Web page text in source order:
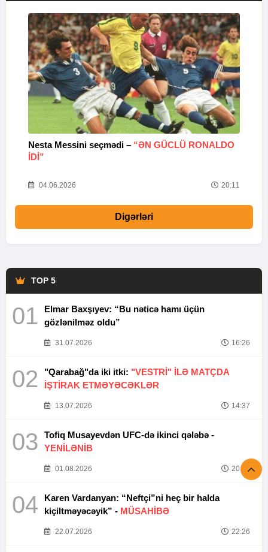
Nesta Messini seçmədi – “ƏN GÜCLÜ RONALDO
IDI”
04.06.2026 20:11
Digərləri
TOP 5
01
Elmar Baxşıyev: “Bu nəticə hamı üçün
gözlənilməz oldu”
31.07.2026 16:26
02 "Qarabağ"da iki itki: "VESTRİ" İLƏ MATÇDA
İŞTİRAK ETMƏYƏCƏKLƏR
13.07.2026 14:37
03
Tofiq Musayevdən UFC-də ikinci qələbə -
YENİLƏNİB
01.08.2026 20:52
04
Karen Vardanyan: “Neftçi”ni heç bir halda
kiçiltməyəcəyik” - MÜSAHİBƏ
22.07.2026 22:26